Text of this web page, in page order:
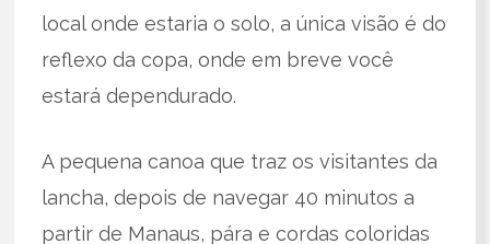
local onde estaria o solo, a única visão é do
reflexo da copa, onde em breve você
estará dependurado.
A pequena canoa que traz os visitantes da
lancha, depois de navegar 40 minutos a
partir de Manaus, pára e cordas coloridas